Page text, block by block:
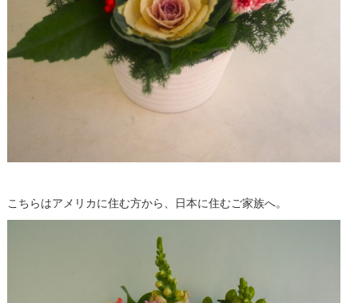
こちらはアメリカに住む方から、日本に住むご家族へ。